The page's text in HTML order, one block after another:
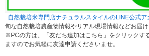
自然栽培米専門店ナチュラルスタイルのLINE公式ア
旬な自然栽培農産物情報やリアル現場情報などお届け
※PCの方は、「友だち追加はこちら」をクリックす
ますのでお気軽に友達申請くださいませ。